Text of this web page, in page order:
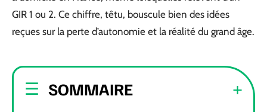
GIR 1 ou 2. Ce chiffre, têtu, bouscule bien des idées
reçues sur la perte d’autonomie et la réalité du grand âge.
SOMMAIRE